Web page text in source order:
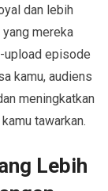
dan lebih
mereka
upload episode
kamu, audiens
meningkatkan
tawarkan.
Lebih